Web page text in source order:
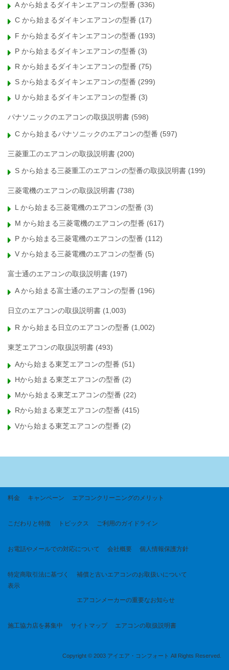
A から始まるダイキンエアコンの型番 (336)
C から始まるダイキンエアコンの型番 (17)
F から始まるダイキンエアコンの型番 (193)
P から始まるダイキンエアコンの型番 (3)
R から始まるダイキンエアコンの型番 (75)
S から始まるダイキンエアコンの型番 (299)
U から始まるダイキンエアコンの型番 (3)
パナソニックのエアコンの取扱説明書 (598)
C から始まるパナソニックのエアコンの型番 (597)
三菱重工のエアコンの取扱説明書 (200)
S から始まる三菱重工のエアコンの型番の取扱説明書 (199)
三菱電機のエアコンの取扱説明書 (738)
L から始まる三菱電機のエアコンの型番 (3)
M から始まる三菱電機のエアコンの型番 (617)
P から始まる三菱電機のエアコンの型番 (112)
V から始まる三菱電機のエアコンの型番 (5)
富士通のエアコンの取扱説明書 (197)
A から始まる富士通のエアコンの型番 (196)
日立のエアコンの取扱説明書 (1,003)
R から始まる日立のエアコンの型番 (1,002)
東芝エアコンの取扱説明書 (493)
Aから始まる東芝エアコンの型番 (51)
Hから始まる東芝エアコンの型番 (2)
Mから始まる東芝エアコンの型番 (22)
Rから始まる東芝エアコンの型番 (415)
Vから始まる東芝エアコンの型番 (2)
料金 キャンペーン エアコンクリーニングのメリット
こだわりと特徴 トピックス ご利用のガイドライン
お電話やメールでの対応について 会社概要 個人情報保護方針
特定商取引法に基づく
表示
補償と古いエアコンのお取扱いについて
エアコンメーカーの重要なお知らせ
施工協力店を募集中 サイトマップ エアコンの取扱説明書
Copyright © 2003 アイエア・コンフォート All Rights Reserved.